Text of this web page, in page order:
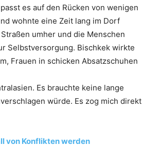
es auf den Rücken von wenigen
wohnte eine Zeit lang im Dorf
umher und die Menschen
Selbstversorgung. Bischkek wirkte
Frauen in schicken Absatzschuhen
Es brauchte keine lange
würde. Es zog mich direkt
von Konflikten werden